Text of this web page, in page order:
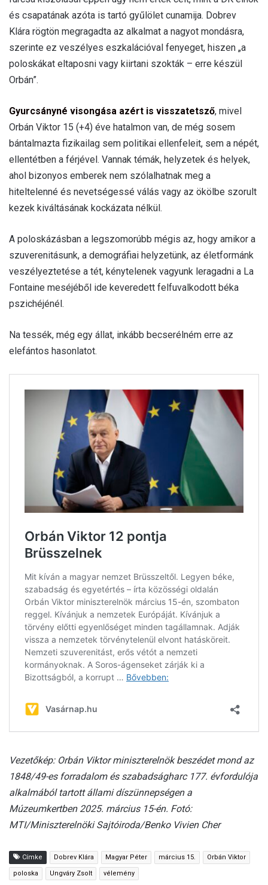
és csapatának azóta is tartó gyűlölet cunamija. Dobrev
Klára rögtön megragadta az alkalmat a nagyot mondásra,
szerinte ez veszélyes eszkalációval fenyeget, hiszen „a
poloskákat eltaposni vagy kiirtani szokták – erre készül
Orbán”.
Gyurcsányné visongása azért is visszatetsző, mivel
Orbán Viktor 15 (+4) éve hatalmon van, de még sosem
bántalmazta fizikailag sem politikai ellenfeleit, sem a népét,
ellentétben a férjével. Vannak témák, helyzetek és helyek,
ahol bizonyos emberek nem szólalhatnak meg a
hiteltelenné és nevetségessé válás vagy az ökölbe szorult
kezek kiváltásának kockázata nélkül.
A poloskázásban a legszomorúbb mégis az, hogy amikor a
szuverenitásunk, a demográfiai helyzetünk, az életformánk
veszélyeztetése a tét, kénytelenek vagyunk leragadni a La
Fontaine meséjéből ide keveredett felfuvalkodott béka
pszichéjénél.
Na tessék, még egy állat, inkább becserélném erre az
elefántos hasonlatot.
Vezetőkép: Orbán Viktor miniszterelnök beszédet mond az
1848/49-es forradalom és szabadságharc 177. évfordulója
alkalmából tartott állami díszünnepségen a
Múzeumkertben 2025. március 15-én. Fotó:
MTI/Miniszterelnöki Sajtóiroda/Benko Vivien Cher
Címke Dobrev Klára Magyar Péter március 15. Orbán Viktor
poloska Ungváry Zsolt vélemény